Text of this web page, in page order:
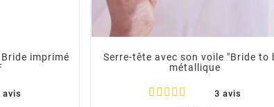
imprimé
avis
Serre-tête avec son voile "Bride to
métallique
3 avis